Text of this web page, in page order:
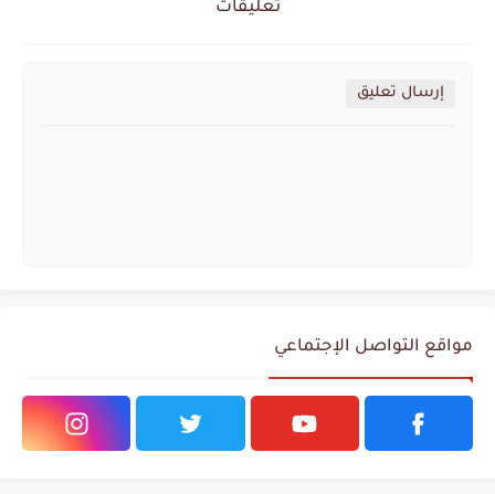
تعليقات
إرسال تعليق
مواقع التواصل الإجتماعي